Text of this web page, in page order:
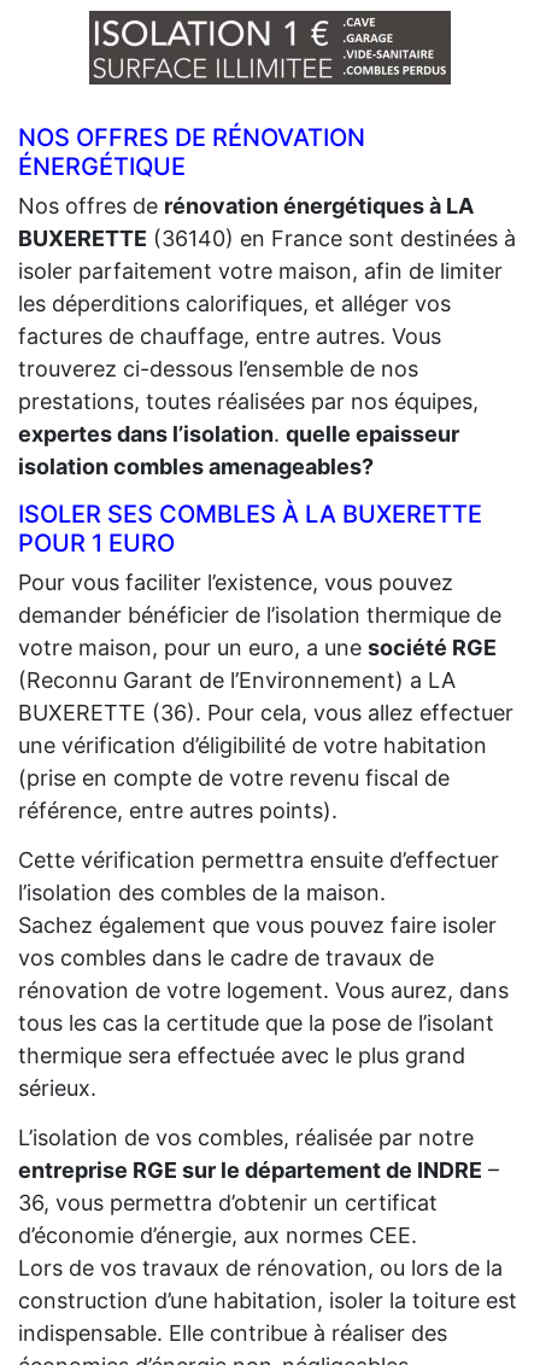
NOS OFFRES DE RÉNOVATION
ÉNERGÉTIQUE
Nos offres de rénovation énergétiques à LA
BUXERETTE (36140) en France sont destinées à
isoler parfaitement votre maison, afin de limiter
les déperditions calorifiques, et alléger vos
factures de chauffage, entre autres. Vous
trouverez ci-dessous l’ensemble de nos
prestations, toutes réalisées par nos équipes,
expertes dans l’isolation. quelle epaisseur
isolation combles amenageables?
ISOLER SES COMBLES À LA BUXERETTE
POUR 1 EURO
Pour vous faciliter l’existence, vous pouvez
demander bénéficier de l’isolation thermique de
votre maison, pour un euro, a une société RGE
(Reconnu Garant de l’Environnement) a LA
BUXERETTE (36). Pour cela, vous allez effectuer
une vérification d’éligibilité de votre habitation
(prise en compte de votre revenu fiscal de
référence, entre autres points).
Cette vérification permettra ensuite d’effectuer
l’isolation des combles de la maison.
Sachez également que vous pouvez faire isoler
vos combles dans le cadre de travaux de
rénovation de votre logement. Vous aurez, dans
tous les cas la certitude que la pose de l’isolant
thermique sera effectuée avec le plus grand
sérieux.
L’isolation de vos combles, réalisée par notre
entreprise RGE sur le département de INDRE –
36, vous permettra d’obtenir un certificat
d’économie d’énergie, aux normes CEE.
Lors de vos travaux de rénovation, ou lors de la
construction d’une habitation, isoler la toiture est
indispensable. Elle contribue à réaliser des